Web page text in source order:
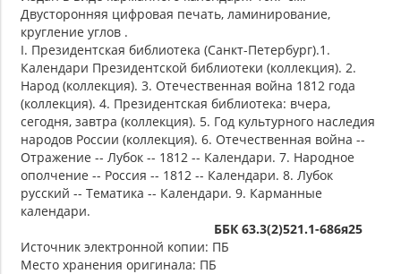
Двусторонняя цифровая печать, ламинирование,
кругление углов .
I. Президентская библиотека (Санкт-Петербург).1.
Календари Президентской библиотеки (коллекция). 2.
Народ (коллекция). 3. Отечественная война 1812 года
(коллекция). 4. Президентская библиотека: вчера,
сегодня, завтра (коллекция). 5. Год культурного наследия
народов России (коллекция). 6. Отечественная война --
Отражение -- Лубок -- 1812 -- Календари. 7. Народное
ополчение -- Россия -- 1812 -- Календари. 8. Лубок
русский -- Тематика -- Календари. 9. Карманные
календари.
ББК 63.3(2)521.1-686я25
Источник электронной копии: ПБ
Место хранения оригинала: ПБ